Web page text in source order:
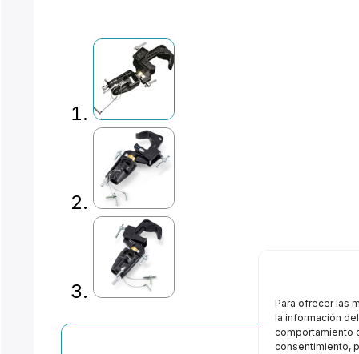
Para ofrecer las
la información
comportamiento
consentimiento,